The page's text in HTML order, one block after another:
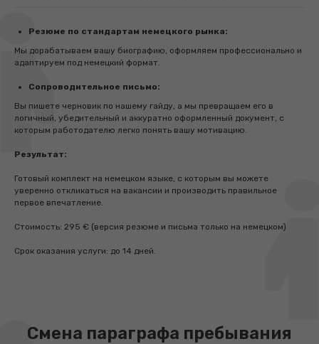
Резюме по стандартам немецкого рынка:
Мы дорабатываем вашу биографию, оформляем профессионально и
адаптируем под немецкий формат.
Сопроводительное письмо:
Вы пишете черновик по нашему гайду, а мы превращаем его в
логичный, убедительный и аккуратно оформленный документ, с
которым работодателю легко понять вашу мотивацию.
Результат:
Готовый комплект на немецком языке, с которым вы можете
уверенно откликаться на вакансии и производить правильное
первое впечатление.
Стоимость: 295 € (версия резюме и письма только на немецком)
Срок оказания услуги: до 14 дней.
Смена параграфа пребывания